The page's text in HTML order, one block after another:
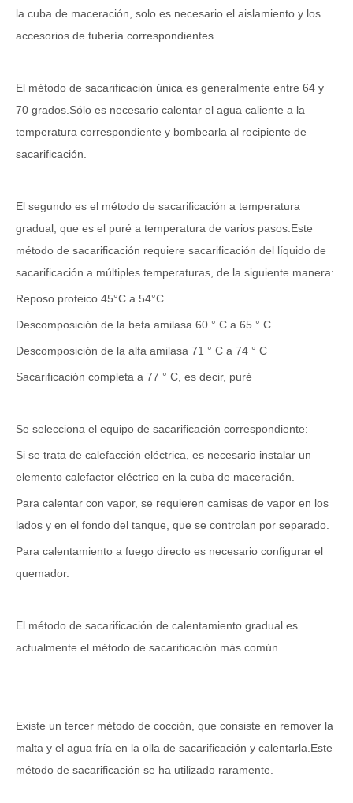
la cuba de maceración, solo es necesario el aislamiento y los
accesorios de tubería correspondientes.
El método de sacarificación única es generalmente entre 64 y
70 grados.Sólo es necesario calentar el agua caliente a la
temperatura correspondiente y bombearla al recipiente de
sacarificación.
El segundo es el método de sacarificación a temperatura
gradual, que es el puré a temperatura de varios pasos.Este
método de sacarificación requiere sacarificación del líquido de
sacarificación a múltiples temperaturas, de la siguiente manera:
Reposo proteico 45°C a 54°C
Descomposición de la beta amilasa 60 ° C a 65 ° C
Descomposición de la alfa amilasa 71 ° C a 74 ° C
Sacarificación completa a 77 ° C, es decir, puré
Se selecciona el equipo de sacarificación correspondiente:
Si se trata de calefacción eléctrica, es necesario instalar un
elemento calefactor eléctrico en la cuba de maceración.
Para calentar con vapor, se requieren camisas de vapor en los
lados y en el fondo del tanque, que se controlan por separado.
Para calentamiento a fuego directo es necesario configurar el
quemador.
El método de sacarificación de calentamiento gradual es
actualmente el método de sacarificación más común.
Existe un tercer método de cocción, que consiste en remover la
malta y el agua fría en la olla de sacarificación y calentarla.Este
método de sacarificación se ha utilizado raramente.